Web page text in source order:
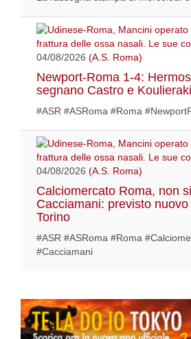
04/08/2026 (A.S. Roma)
Newport-Roma 1-4:
segnano Castro e
#ASR #ASRoma #Roma
04/08/2026 (A.S. Roma)
Calciomercato Roma, non
Cacciamani: previsto nuovo
Torino
#ASR #ASRoma #Roma
#Cacciamani